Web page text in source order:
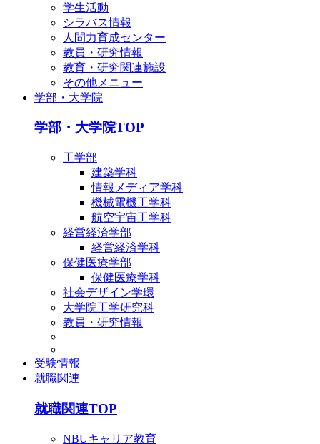
学生活動
シラバス情報
人間力育成センター
教員・研究情報
教育・研究関連施設
その他メニュー
学部・大学院
学部・大学院TOP
工学部
建築学科
情報メディア学科
機械電機工学科
航空宇宙工学科
経営経済学部
経営経済学科
保健医療学部
保健医療学科
社会デザイン学環
大学院工学研究科
教員・研究情報
受験情報
就職関連
就職関連TOP
NBUキャリア教育